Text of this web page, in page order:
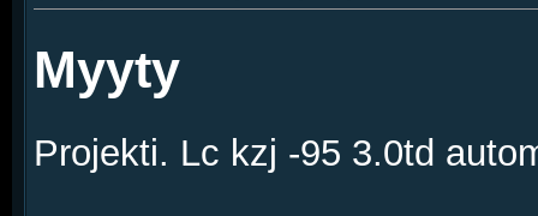
Myyty
Projekti. Lc kzj -95 3.0td